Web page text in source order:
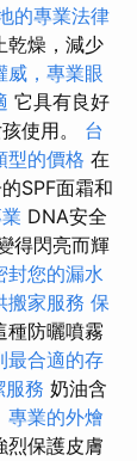
的專業法律
乾燥，減少
威，專業眼
它具有良好
使用。 台
型的價格 在
SPF面霜和
DNA安全
得閃亮而輝
封您的漏水
搬家服務 保
種防曬噴霧
最合適的存
務 奶油含
專業的外燴
烈保護皮膚